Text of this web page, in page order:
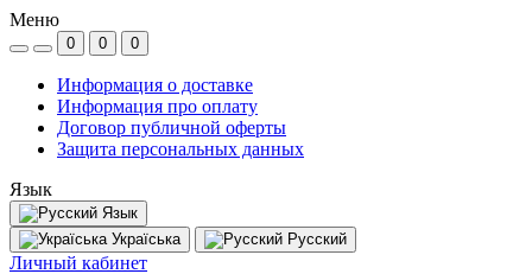
Меню
0 0 0
Информация о доставке
Информация про оплату
Договор публичной оферты
Защита персональных данных
Язык
Язык
Україська
Русский
Личный кабинет